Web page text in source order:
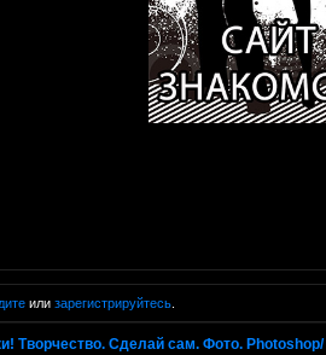
или зарегистрируйтесь.
Творчество. Сделай сам. Фото. Photoshop/